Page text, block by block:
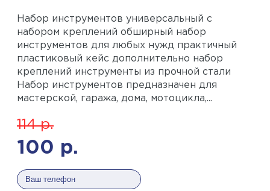
Набор инструментов универсальный с
набором креплений обширный набор
инструментов для любых нужд практичный
пластиковый кейс дополнительно набор
креплений инструменты из прочной стали
Набор инструментов предназначен для
мастерской, гаража, дома, мотоцикла,...
114р.
100 р.